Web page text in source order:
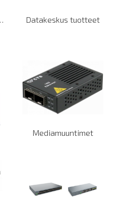
Datakeskus tuotteet
Mediamuuntimet